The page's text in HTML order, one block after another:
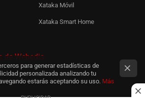
Xataka Móvil
Xataka Smart Home
de Webedia
para generar estadísticas de
personalizada analizando tu
estarás aceptando su uso. Más